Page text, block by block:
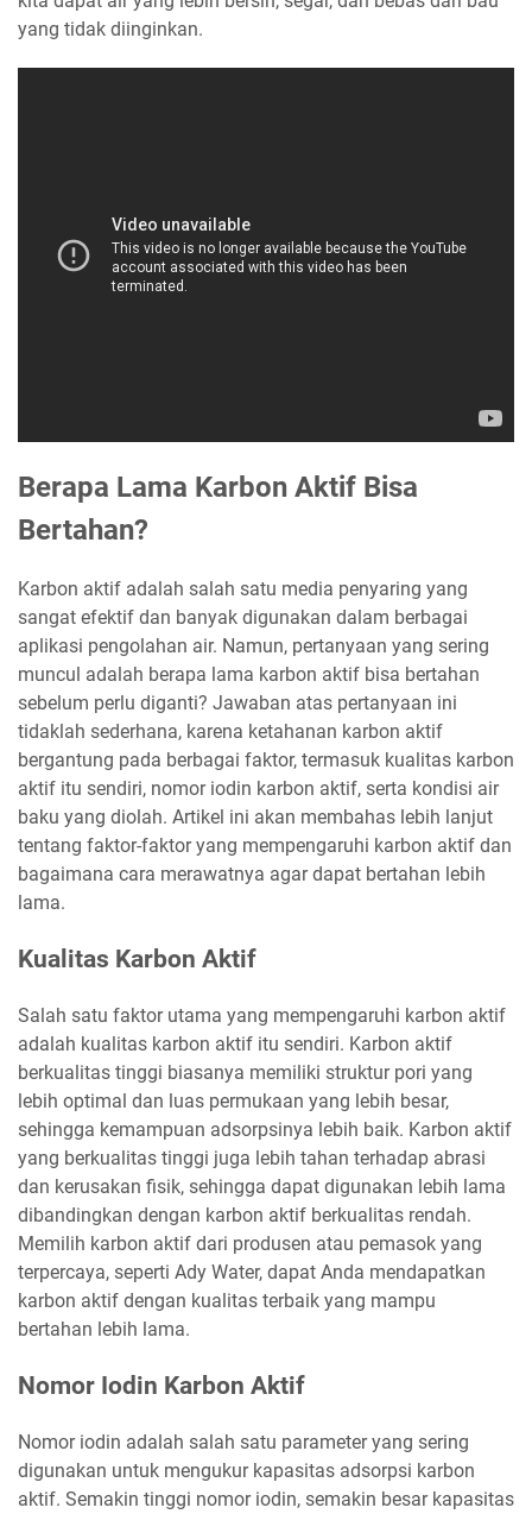
yang tidak diinginkan.
Berapa Lama Karbon Aktif Bisa
Bertahan?
Karbon aktif adalah salah satu media penyaring yang
sangat efektif dan banyak digunakan dalam berbagai
aplikasi pengolahan air. Namun, pertanyaan yang sering
muncul adalah berapa lama karbon aktif bisa bertahan
sebelum perlu diganti? Jawaban atas pertanyaan ini
tidaklah sederhana, karena ketahanan karbon aktif
bergantung pada berbagai faktor, termasuk kualitas karbon
aktif itu sendiri, nomor iodin karbon aktif, serta kondisi air
baku yang diolah. Artikel ini akan membahas lebih lanjut
tentang faktor-faktor yang mempengaruhi karbon aktif dan
bagaimana cara merawatnya agar dapat bertahan lebih
lama.
Kualitas Karbon Aktif
Salah satu faktor utama yang mempengaruhi karbon aktif
adalah kualitas karbon aktif itu sendiri. Karbon aktif
berkualitas tinggi biasanya memiliki struktur pori yang
lebih optimal dan luas permukaan yang lebih besar,
sehingga kemampuan adsorpsinya lebih baik. Karbon aktif
yang berkualitas tinggi juga lebih tahan terhadap abrasi
dan kerusakan fisik, sehingga dapat digunakan lebih lama
dibandingkan dengan karbon aktif berkualitas rendah.
Memilih karbon aktif dari produsen atau pemasok yang
terpercaya, seperti Ady Water, dapat Anda mendapatkan
karbon aktif dengan kualitas terbaik yang mampu
bertahan lebih lama.
Nomor Iodin Karbon Aktif
Nomor iodin adalah salah satu parameter yang sering
digunakan untuk mengukur kapasitas adsorpsi karbon
aktif. Semakin tinggi nomor iodin, semakin besar kapasitas